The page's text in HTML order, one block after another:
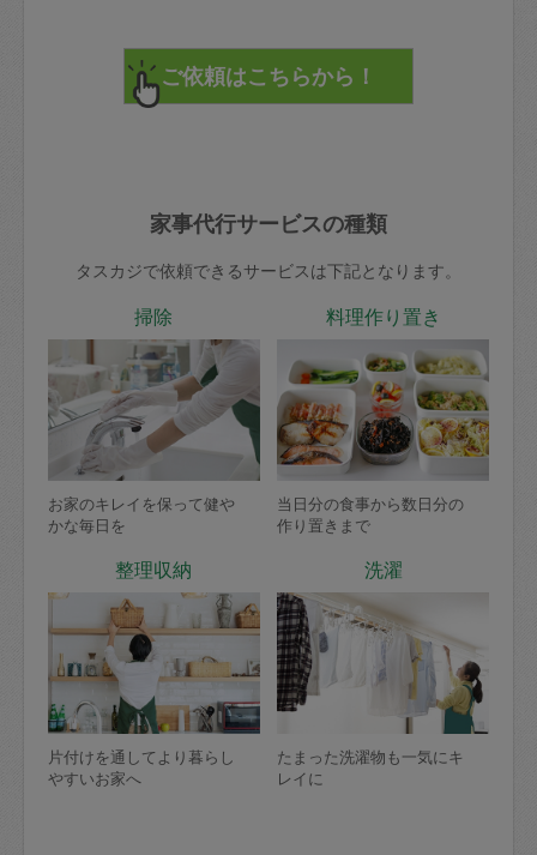
家事代行サービスの種類
タスカジで依頼できるサービスは下記となります。
掃除
お家のキレイを保って健や
かな毎日を
料理作り置き
当日分の食事から数日分の
作り置きまで
整理収納
片付けを通してより暮らし
やすいお家へ
洗濯
たまった洗濯物も一気にキ
レイに